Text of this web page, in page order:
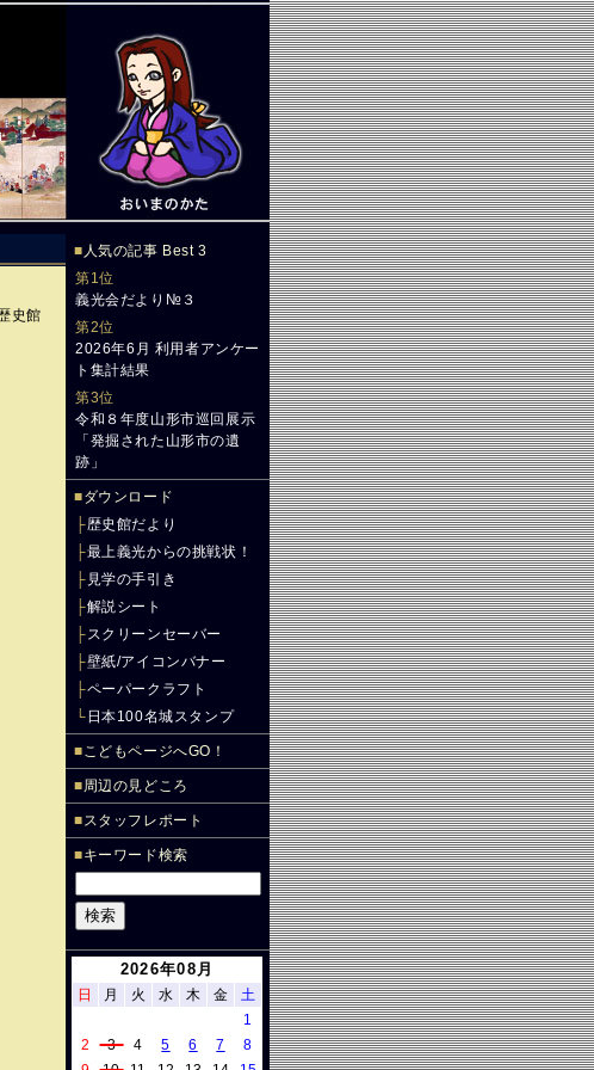
史館
■ 人気の記事 Best 3
第1位
義光会だより№３
第2位
2026年6月 利用者アンケー
ト集計結果
第3位
令和８年度山形市巡回展示
「発掘された山形市の遺
跡」
■ダウンロード
├歴史館だより
├最上義光からの挑戦状！
├ 見学の手引き
├解説シート
├スクリーンセーバー
├壁紙/アイコンバナー
├ペーパークラフト
└ 日本100名城スタンプ
■こどもページへGO！
■周辺の見どころ
■スタッフレポート
■キーワード検索
2026年08月
日 月 火 水 木 金
土
1
2
3 4 5 6 7
8